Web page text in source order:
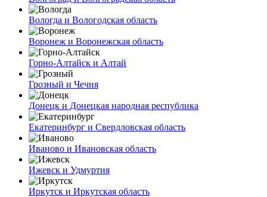
Вологда и Вологодская область
Воронеж и Воронежская область
Горно-Алтайск и Алтай
Грозный и Чечня
Донецк и Донецкая народная республика
Екатеринбург и Свердловская область
Иваново и Ивановская область
Ижевск и Удмуртия
Иркутск и Иркутская область